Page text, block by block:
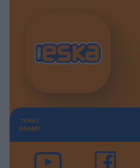
TERAZ
GRAMY